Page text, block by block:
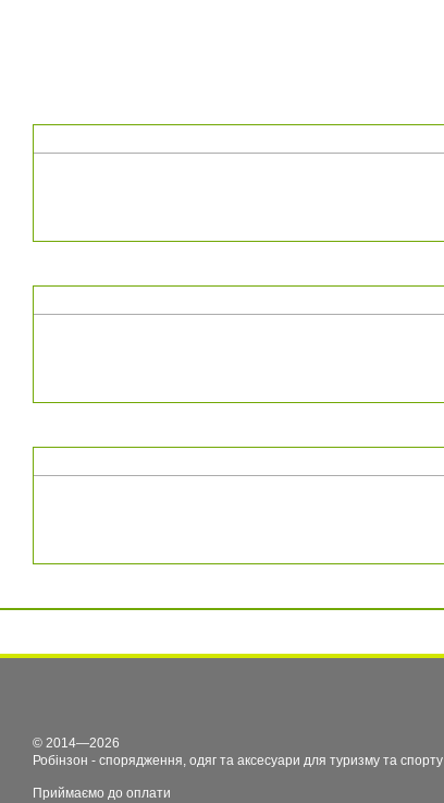
© 2014—2026
Робінзон - спорядження, одяг та аксесуари для туризму та спорту
Приймаємо до оплати